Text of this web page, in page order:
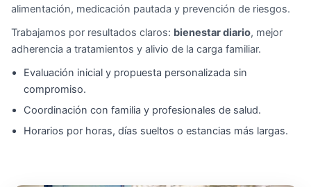
alimentación, medicación pautada y prevención de riesgos.
Trabajamos por resultados claros: bienestar diario, mejor
adherencia a tratamientos y alivio de la carga familiar.
Evaluación inicial y propuesta personalizada sin
compromiso.
Coordinación con familia y profesionales de salud.
Horarios por horas, días sueltos o estancias más largas.